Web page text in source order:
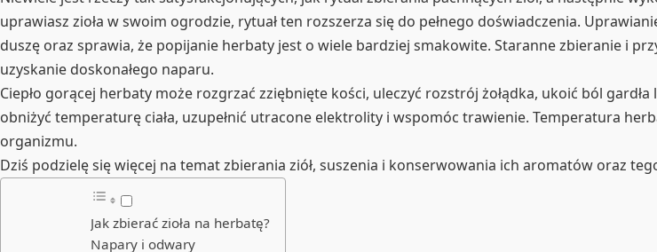
uprawiasz zioła w swoim ogrodzie, rytuał ten rozszerza się do pełnego doświadczenia.
duszę oraz sprawia, że popijanie herbaty jest o wiele bardziej smakowite. Staranne zbieranie i
uzyskanie doskonałego naparu.
Ciepło gorącej herbaty może rozgrzać zziębnięte kości, uleczyć rozstrój żołądka, ukoić ból
obniżyć temperaturę ciała, uzupełnić utracone elektrolity i wspomóc trawienie. Temperatura
organizmu.
Dziś podzielę się więcej na temat zbierania ziół, suszenia i konserwowania ich aromatów oraz
Jak zbierać zioła na herbatę?
Napary i odwary